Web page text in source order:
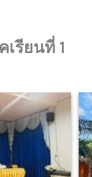
รียนที่ 1